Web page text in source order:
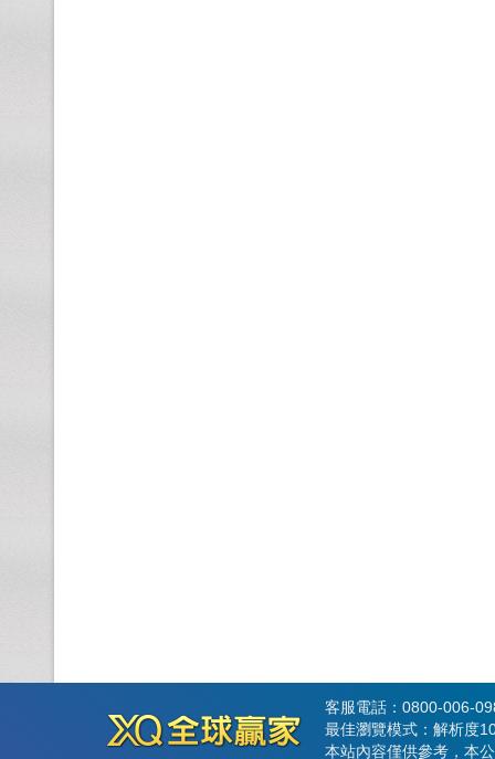
客服電話：0800-006-
最佳瀏覽模式：解析度
本站內容僅供參考，本